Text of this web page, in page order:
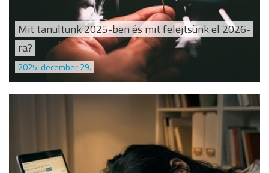
Mit tanultunk 2025-ben és mit felejtsünk el 2026-
ra?
2025. december 29.